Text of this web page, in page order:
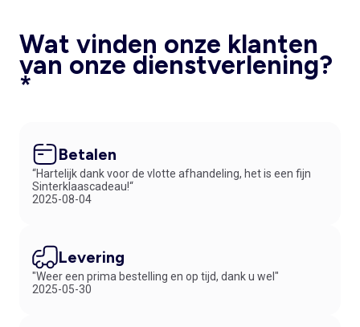
Wat vinden onze klanten
van onze dienstverlening?
*
Betalen
“Hartelijk dank voor de vlotte afhandeling, het is een fijn
Sinterklaascadeau!“
2025-08-04
Levering
"Weer een prima bestelling en op tijd, dank u wel"
2025-05-30